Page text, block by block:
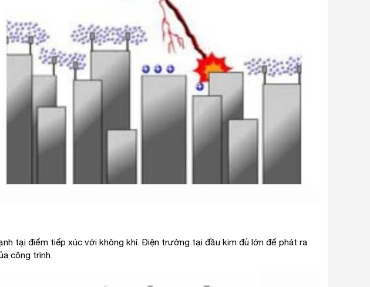
tại điểm tiếp xúc với không khí. Điện trường tại đầu kim đủ lớn để phát ra
công trình.